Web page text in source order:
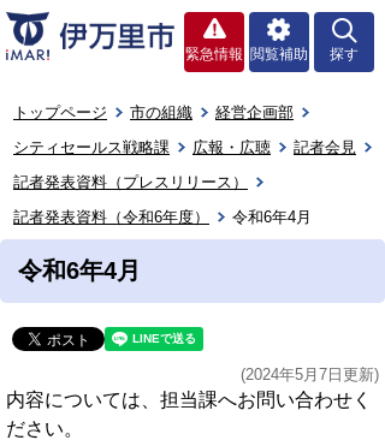
緊急情報 閲覧補助 探す
トップページ 市の組織
経営企画部
シティセールス戦略課
広報・広聴
記者会見
記者発表資料（プレスリリース）
記者発表資料（令和6年度）
令和6年4月
令和6年4月
(2024年5月7日更新)
内容については、担当課へお問い合わせく
ださい。